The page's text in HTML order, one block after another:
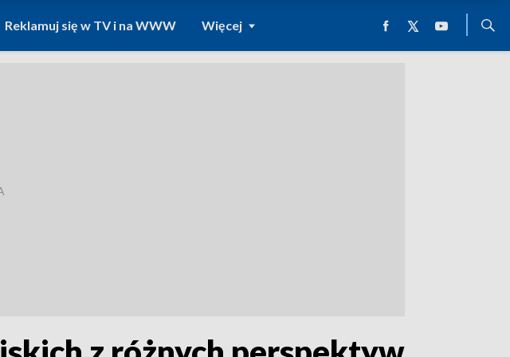
Reklamuj się w TV i na WWW Więcej